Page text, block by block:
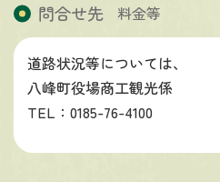
問合せ先 料金等
道路状況等については、
八峰町役場商工観光係
TEL：0185-76-4100